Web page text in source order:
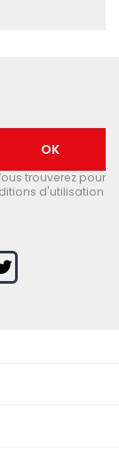
trouverez pour
d'utilisation